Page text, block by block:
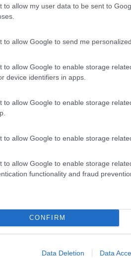
to allow my user data to be sent to
to allow Google to send me
to allow Google to enable storage
device identifiers in apps.
to allow Google to enable storage
to allow Google to enable storage
to allow Google to enable storage
functionality and fraud
CONFIRM
Data Deletion Data
indicato sul sito,posso dirti di
da diverso tempo faccio di
qualunque soluzione adotterò,
posti per me è come per un bimbo